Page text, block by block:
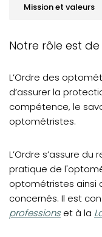
Mission et valeurs
Gouvernance
Notre équipe
Déclaration de
Protection des
Notre rôle est
L’Ordre des
d’assurer la
compétence, le
optométristes.
L’Ordre s’assure
pratique de
optométristes ainsi
concernés. Il est
professionset à la